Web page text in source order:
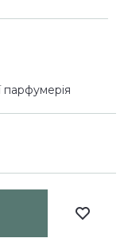
парфумерія